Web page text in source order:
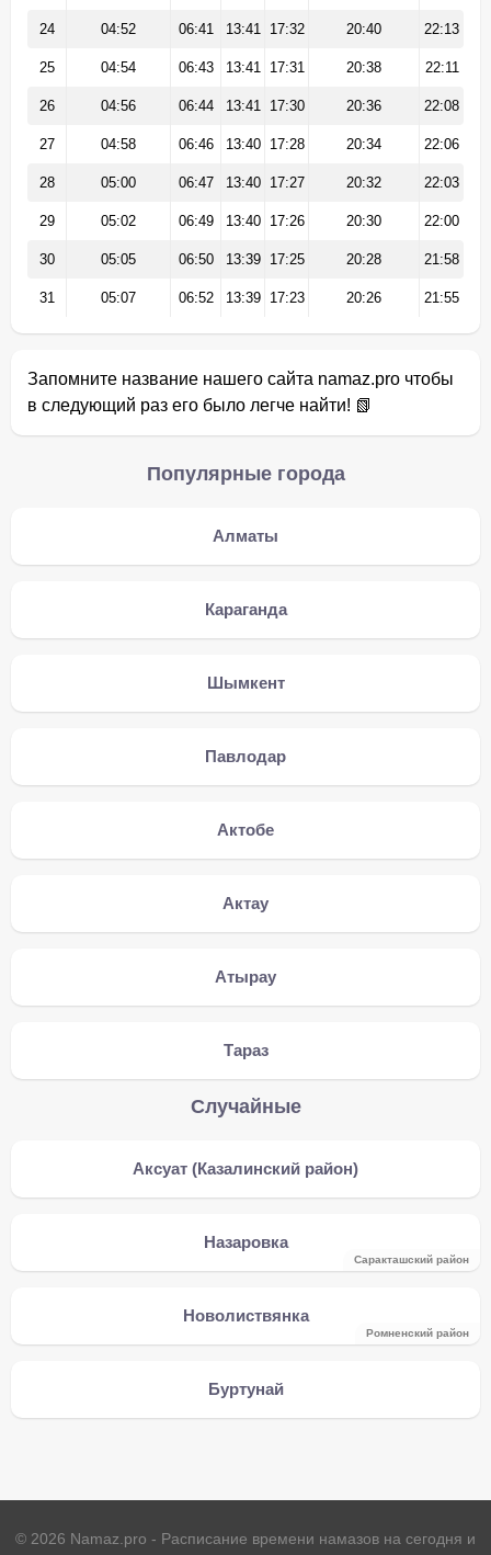
24 04:52 06:41 13:41 17:32 20:40 22:13
25 04:54 06:43 13:41 17:31 20:38 22:11
26 04:56 06:44 13:41 17:30 20:36 22:08
27 04:58 06:46 13:40 17:28 20:34 22:06
28 05:00 06:47 13:40 17:27 20:32 22:03
29 05:02 06:49 13:40 17:26 20:30 22:00
30 05:05 06:50 13:39 17:25 20:28 21:58
31 05:07 06:52 13:39 17:23 20:26 21:55
Запомните название нашего сайта namaz.pro чтобы
в следующий раз его было легче найти! 📗
Популярные города
Алматы
Караганда
Шымкент
Павлодар
Актобе
Актау
Атырау
Тараз
Случайные
Аксуат (Казалинский район)
Назаровка
Саракташский район
Новолиствянка
Ромненский район
Буртунай
© 2026 Namaz.pro - Расписание времени намазов на сегодня и